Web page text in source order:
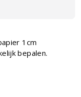
1cm
bepalen.